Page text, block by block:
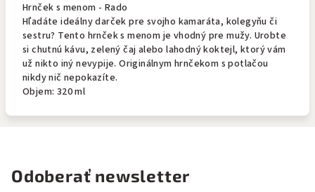
Hrnček s menom - Rado
Hľadáte ideálny darček pre svojho kamaráta, kolegyňu či
sestru? Tento hrnček s menom je vhodný pre mužy. Urobte
si chutnú kávu, zelený čaj alebo lahodný koktejl, ktorý vám
už nikto iný nevypije. Originálnym hrnčekom s potlačou
nikdy nič nepokazíte.
Objem: 320 ml
Odoberať newsletter